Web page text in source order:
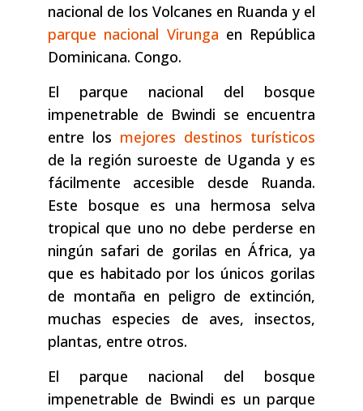
nacional de los Volcanes en Ruanda y el
parque nacional Virunga en República
Dominicana. Congo.
El parque nacional del bosque
impenetrable de Bwindi se encuentra
entre los mejores destinos turísticos
de la región suroeste de Uganda y es
fácilmente accesible desde Ruanda.
Este bosque es una hermosa selva
tropical que uno no debe perderse en
ningún safari de gorilas en África, ya
que es habitado por los únicos gorilas
de montaña en peligro de extinción,
muchas especies de aves, insectos,
plantas, entre otros.
El parque nacional del bosque
impenetrable de Bwindi es un parque